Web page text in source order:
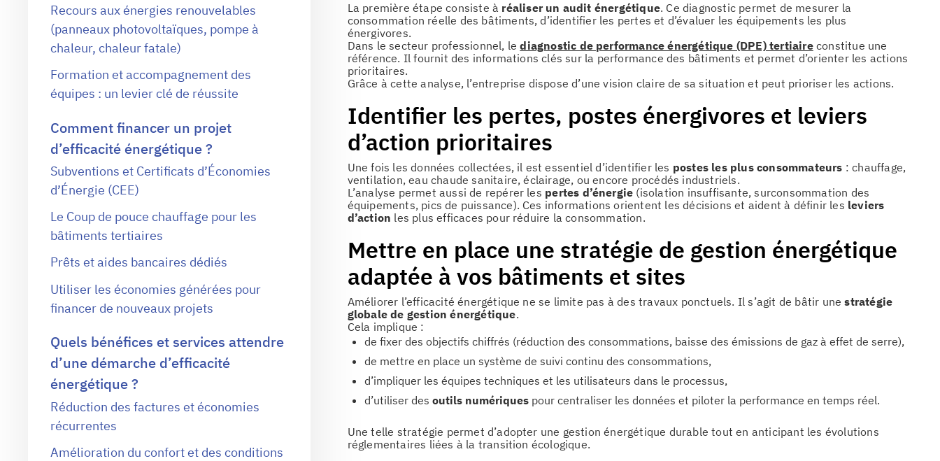
Recours aux énergies renouvelables
(panneaux photovoltaïques, pompe à
chaleur, chaleur fatale)
Formation et accompagnement des
équipes : un levier clé de réussite
Comment financer un projet
d’efficacité énergétique ?
Subventions et Certificats d’Économies
d’Énergie (CEE)
Le Coup de pouce chauffage pour les
bâtiments tertiaires
Prêts et aides bancaires dédiés
Utiliser les économies générées pour
financer de nouveaux projets
Quels bénéfices et services attendre
d’une démarche d’efficacité
énergétique ?
Réduction des factures et économies
récurrentes
Amélioration du confort et des conditions
La première étape consiste à réaliser un audit énergétique. Ce diagnostic permet de mesurer la
consommation réelle des bâtiments, d’identifier les pertes et d’évaluer les équipements les plus
énergivores.
Dans le secteur professionnel, lediagnostic de performance énergétique (DPE) tertiaireconstitue une
référence. Il fournit des informations clés sur la performance des bâtiments et permet d’orienter les actions
prioritaires.
Grâce à cette analyse, l’entreprise dispose d’une vision claire de sa situation et peut prioriser les actions.
Identifier les pertes, postes énergivores et leviers
d’action prioritaires
Une fois les données collectées, il est essentiel d’identifier les postes les plus consommateurs : chauffage,
ventilation, eau chaude sanitaire, éclairage, ou encore procédés industriels.
L’analyse permet aussi de repérer les pertes d’énergie (isolation insuffisante, surconsommation des
équipements, pics de puissance). Ces informations orientent les décisions et aident à définir les leviers
d’action les plus efficaces pour réduire la consommation.
Mettre en place une stratégie de gestion énergétique
adaptée à vos bâtiments et sites
Améliorer l’efficacité énergétique ne se limite pas à des travaux ponctuels. Il s’agit de bâtir unestratégie
globale de gestion énergétique.
Cela implique :
de fixer des objectifs chiffrés (réduction des consommations, baisse des émissions de gaz à effet de serre),
de mettre en place un système de suivi continu des consommations,
d’impliquer les équipes techniques et les utilisateurs dans le processus,
d’utiliser des outils numériquespour centraliser les données et piloter la performance en temps réel.
Une telle stratégie permet d’adopter une gestion énergétique durable tout en anticipant les évolutions
réglementaires liées à la transition écologique.